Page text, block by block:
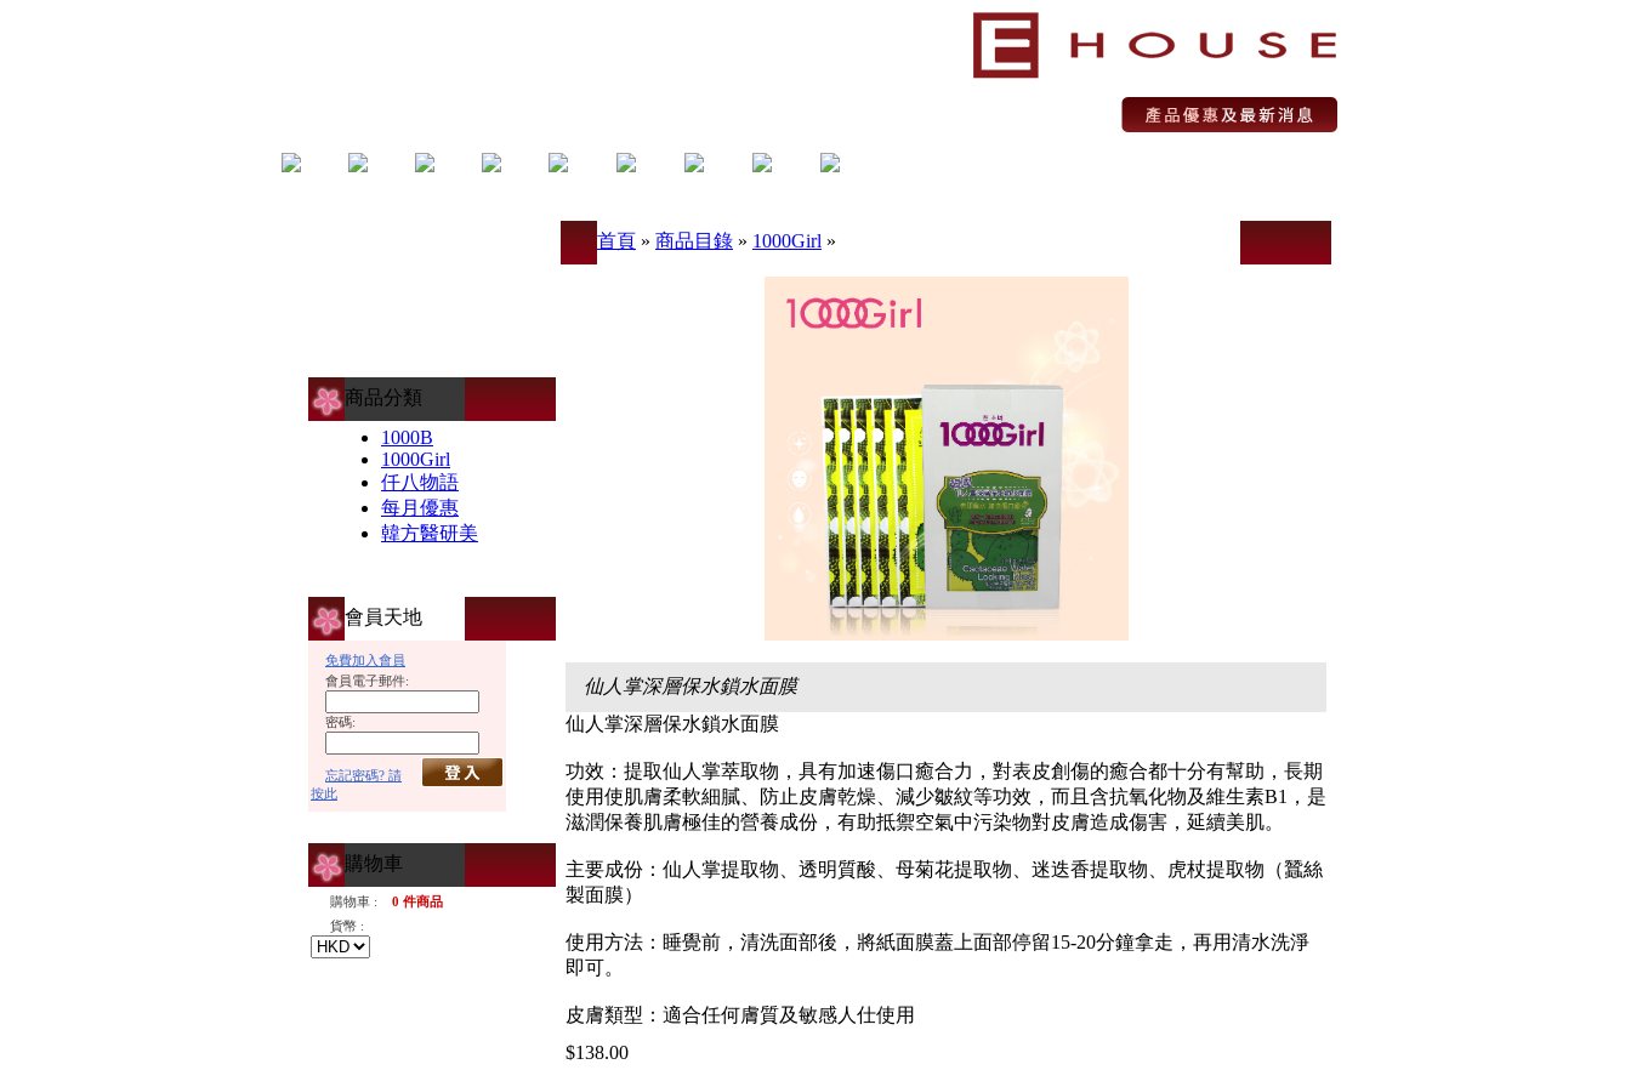
商品分類
1000B
1000Girl
仟八物語
每月優惠
韓方醫研美
會員天地
免費加入會員
會員電子郵件:
密碼:
忘記密碼? 請
按此
購物車
購物車 :
0 件商品
貨幣 :
首頁 » 商品目錄 » 1000Girl »
仙人掌深層保水鎖水面膜
仙人掌深層保水鎖水面膜
功效：提取仙人掌萃取物，具有加速傷口癒合力，對表皮創傷的癒合都十分有幫助，長期
使用使肌膚柔軟細膩、防止皮膚乾燥、減少皺紋等功效，而且含抗氧化物及維生素B1，是
滋潤保養肌膚極佳的營養成份，有助抵禦空氣中污染物對皮膚造成傷害，延續美肌。
主要成份：仙人掌提取物、透明質酸、母菊花提取物、迷迭香提取物、虎杖提取物（蠶絲
製面膜）
使用方法：睡覺前，清洗面部後，將紙面膜蓋上面部停留15-20分鐘拿走，再用清水洗淨
即可。
皮膚類型：適合任何膚質及敏感人仕使用
$138.00